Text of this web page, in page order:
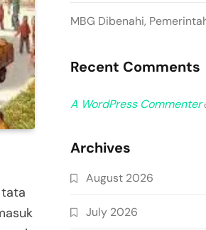
MBG Dibenahi,
Recent Comments
A WordPress Commenter
Archives
August 2026
July 2026